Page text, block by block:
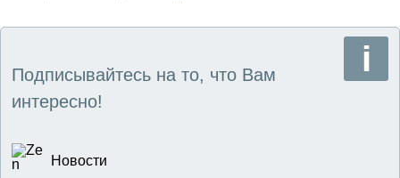
Подписывайтесь на то, что Вам
интересно!
Новости